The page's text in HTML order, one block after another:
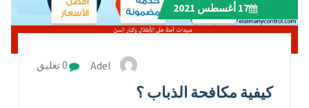
17أغسطس 2021
Adel 0 تعليق
كيفية مكافحة الذباب ؟